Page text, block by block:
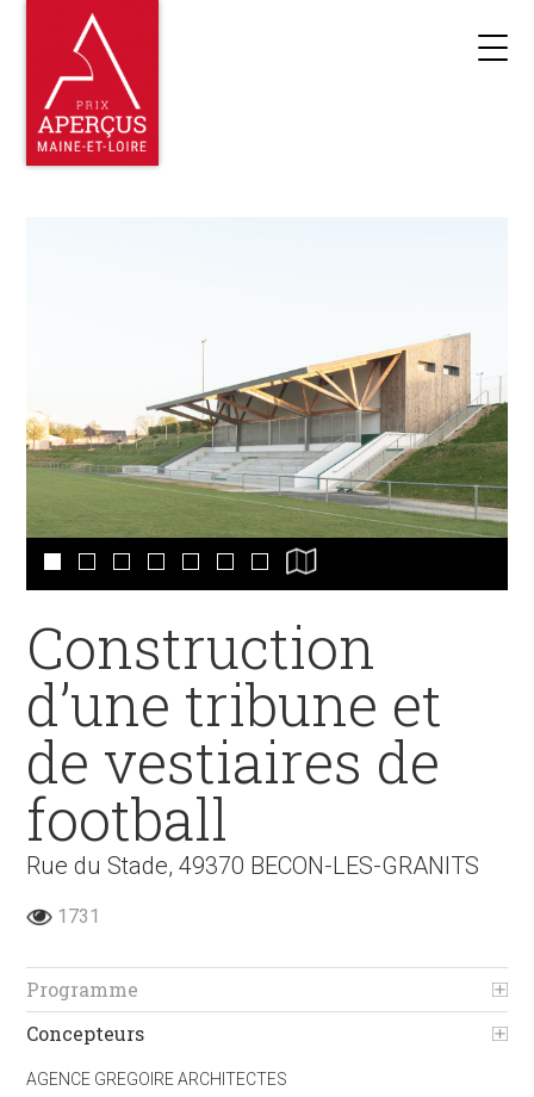
Construction
d’une tribune et
de vestiaires de
football
Rue du Stade, 49370 BECON-LES-GRANITS
1731
Programme
Concepteurs
AGENCE GREGOIRE ARCHITECTES